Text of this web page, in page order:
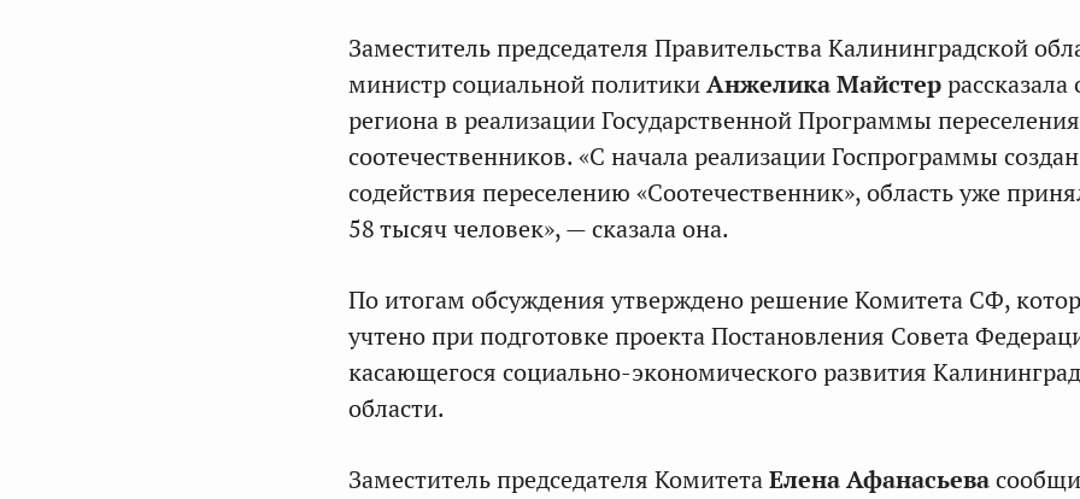
Заместитель председателя Правительства Калининградской
министр социальной политикиАнжелика Майстер
региона в реализации Государственной Программы переселения
соотечественников. «С начала реализации Госпрограммы
содействия переселению «Соотечественник», область уже
58 тысяч человек», — сказала она.
По итогам обсуждения утверждено решение Комитета СФ,
учтено при подготовке проекта Постановления Совета
касающегося социально-экономического развития
области.
Заместитель председателя КомитетаЕлена Афанасьева